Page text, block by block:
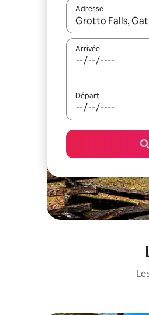
Adresse
Lorsque les
Arrivée
Départ